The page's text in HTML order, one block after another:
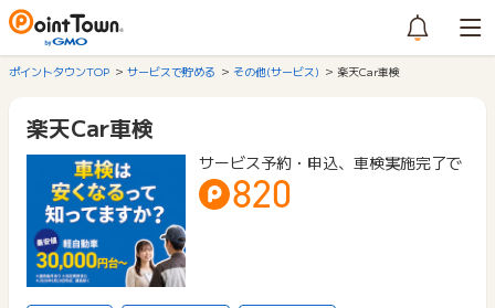
ポイントタウンTOP サービスで貯める その他(サービス) 楽天Car車検
楽天Car車検
サービス予約・申込、車検実施完了で
820